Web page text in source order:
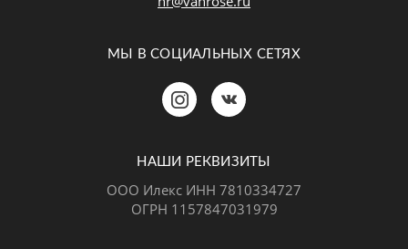
МЫ В СОЦИАЛЬНЫХ СЕТЯХ
НАШИ РЕКВИЗИТЫ
ООО Илекс ИНН 7810334727
ОГРН 1157847031979
Позвонить Telegram